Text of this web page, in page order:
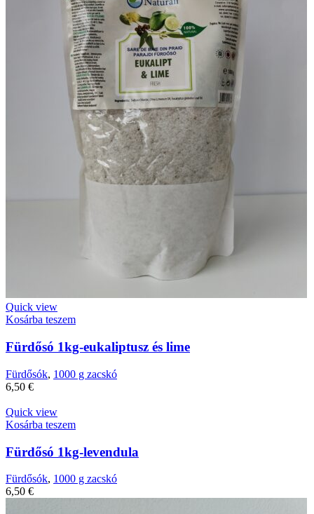
Quick view
Kosárba teszem
Fürdősó 1kg-eukaliptusz és lime
Fürdősók, 1000 g zacskó
6,50 €
Quick view
Kosárba teszem
Fürdősó 1kg-levendula
Fürdősók, 1000 g zacskó
6,50 €